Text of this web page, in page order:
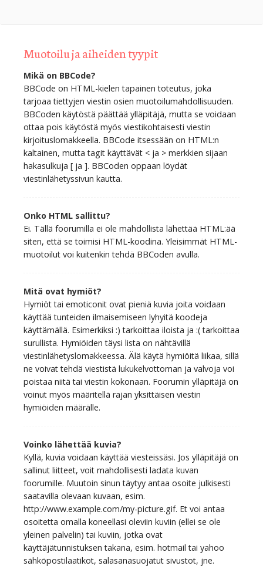
Muotoilu ja aiheiden tyypit
Mikä on BBCode?
BBCode on HTML-kielen tapainen toteutus, joka
tarjoaa tiettyjen viestin osien muotoilumahdollisuuden.
BBCoden käytöstä päättää ylläpitäjä, mutta se voidaan
ottaa pois käytöstä myös viestikohtaisesti viestin
kirjoituslomakkeella. BBCode itsessään on HTML:n
kaltainen, mutta tagit käyttävät < ja > merkkien sijaan
hakasulkuja [ ja ]. BBCoden oppaan löydät
viestinlähetyssivun kautta.
Onko HTML sallittu?
Ei. Tällä foorumilla ei ole mahdollista lähettää HTML:ää
siten, että se toimisi HTML-koodina. Yleisimmät HTML-
muotoilut voi kuitenkin tehdä BBCoden avulla.
Mitä ovat hymiöt?
Hymiöt tai emoticonit ovat pieniä kuvia joita voidaan
käyttää tunteiden ilmaisemiseen lyhyitä koodeja
käyttämällä. Esimerkiksi :) tarkoittaa iloista ja :( tarkoittaa
surullista. Hymiöiden täysi lista on nähtävillä
viestinlähetyslomakkeessa. Älä käytä hymiöitä liikaa, sillä
ne voivat tehdä viestistä lukukelvottoman ja valvoja voi
poistaa niitä tai viestin kokonaan. Foorumin ylläpitäjä on
voinut myös määritellä rajan yksittäisen viestin
hymiöiden määrälle.
Voinko lähettää kuvia?
Kyllä, kuvia voidaan käyttää viesteissäsi. Jos ylläpitäjä on
sallinut liitteet, voit mahdollisesti ladata kuvan
foorumille. Muutoin sinun täytyy antaa osoite julkisesti
saatavilla olevaan kuvaan, esim.
http://www.example.com/my-picture.gif. Et voi antaa
osoitetta omalla koneellasi oleviin kuviin (ellei se ole
yleinen palvelin) tai kuviin, jotka ovat
käyttäjätunnistuksen takana, esim. hotmail tai yahoo
sähköpostilaatikot, salasanasuojatut sivustot, jne.